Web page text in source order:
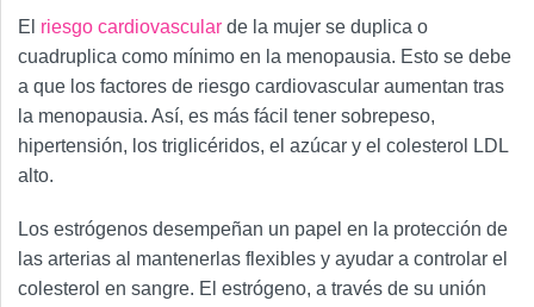
El riesgo cardiovascular de la mujer se duplica o
cuadruplica como mínimo en la menopausia. Esto se debe
a que los factores de riesgo cardiovascular aumentan tras
la menopausia. Así, es más fácil tener sobrepeso,
hipertensión, los triglicéridos, el azúcar y el colesterol LDL
alto.
Los estrógenos desempeñan un papel en la protección de
las arterias al mantenerlas flexibles y ayudar a controlar el
colesterol en sangre. El estrógeno, a través de su unión